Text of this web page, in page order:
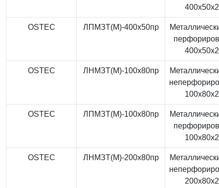
OSTEC ЛПМЗТ(М)-400x50пр
OSTEC ЛНМЗТ(М)-100x80пр
OSTEC ЛПМЗТ(М)-100x80пр
OSTEC ЛНМЗТ(М)-200x80пр